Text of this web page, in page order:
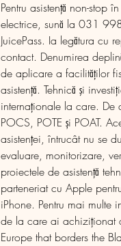
Pentru asistență non-stop
electrice, sună la 031
JuicePass. Ia legătura cu
contact. Denumirea
de aplicare a facilităţilor
asistenţă. Tehnică şi
internaţionale la care. De
POCS, POTE și POAT.
asistenței, întrucât nu se
evaluare, monitorizare,
proiectele de asistență
parteneriat cu Apple
iPhone. Pentru mai multe
de la care ai achiziționat
Europe that borders the